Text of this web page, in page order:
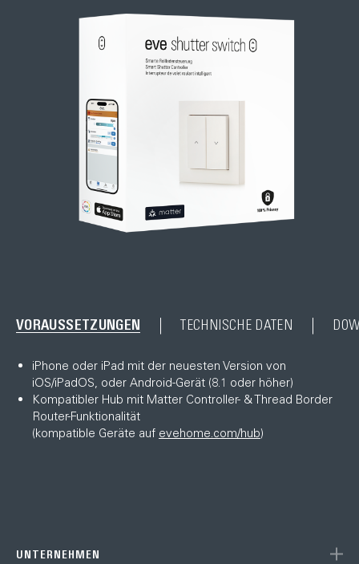
VORAUSSETZUNGEN TECHNISCHE DATEN
iPhone oder iPad mit der neuesten Version von
iOS/iPadOS, oder Android-Gerät (8.1 oder höher)
Kompatibler Hub mit Matter Controller- & Thread Border
Router-Funktionalität
(kompatible Geräte auf evehome.com/hub)
UNTERNEHMEN